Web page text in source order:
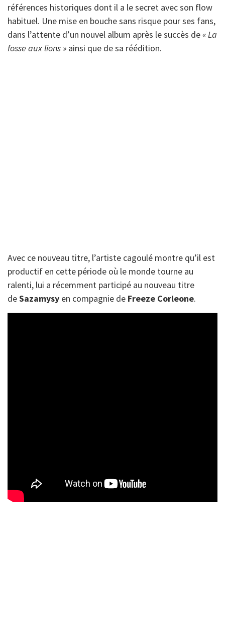
références historiques dont il a le secret avec son flow
habituel. Une mise en bouche sans risque pour ses fans,
dans l’attente d’un nouvel album après le succès de« La
fosse aux lions » ainsi que de sa réédition.
Avec ce nouveau titre, l’artiste cagoulé montre qu’il est
productif en cette période où le monde tourne au
ralenti, lui a récemment participé au nouveau titre
deSazamysy en compagnie de Freeze Corleone.